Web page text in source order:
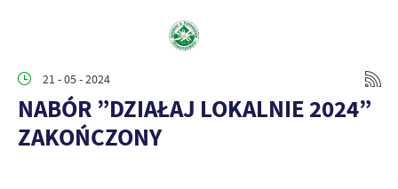
21 - 05 - 2024
NABÓR ”DZIAŁAJ LOKALNIE 2024”
ZAKOŃCZONY